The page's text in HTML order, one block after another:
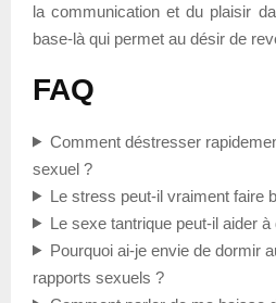
la communication et du plaisir
base-là qui permet au désir de
FAQ
Comment déstresser
sexuel ?
Le stress peut-il vraiment faire
Le sexe tantrique peut-il aider
Pourquoi ai-je envie de dormir
rapports sexuels ?